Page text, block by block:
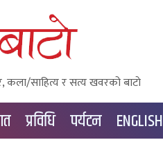
कला/साहित्य र सत्य खवरको बाटाे
प्रविधि पर्यटन ENGLISH